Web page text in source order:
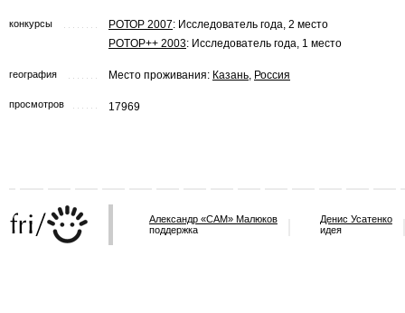
конкурсы РОТОР 2007: Исследователь года, 2 место
POTOP++ 2003: Исследователь года, 1 место
география Место проживания: Казань, Россия
просмотров 17969
Александр «САМ» Малюков
поддержка
Денис Усатенко
идея